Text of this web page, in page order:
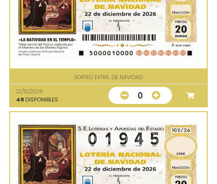
SORTEO EXTRA. DE NAVIDAD
22/12/2026
49 DISPONIBLES 0